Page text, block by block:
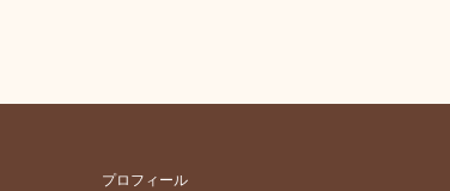
プロフィール